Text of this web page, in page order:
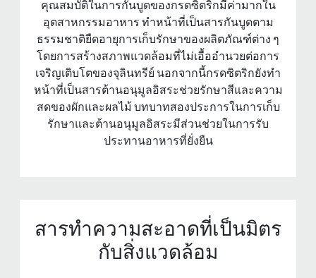
คุณสมบัติในการกันบูดของกรดซิตริกมีค่ามากใน
อุตสาหกรรมอาหาร ทําหน้าที่เป็นสารกันบูดตาม
ธรรมชาติยืดอายุการเก็บรักษาของผลิตภัณฑ์ต่าง ๆ
โดยการสร้างสภาพแวดล้อมที่ไม่เอื้ออํานวยต่อการ
เจริญเติบโตของจุลินทรีย์ นอกจากนี้กรดซิตริกยังทํา
หน้าที่เป็นสารต้านอนุมูลอิสระช่วยรักษาสีและความ
สดของผักและผลไม้ บทบาทสองประการในการเก็บ
รักษาและต้านอนุมูลอิสระมีส่วนช่วยในการรับ
ประทานอาหารที่ยั่งยืน
สารทําความสะอาดที่เป็นมิตร
กับสิ่งแวดล้อม